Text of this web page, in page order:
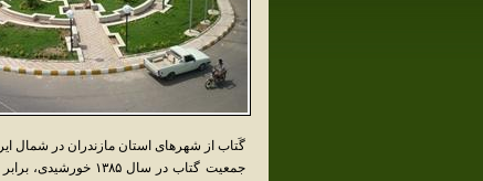
گَتاب از شهرهای استان مازندران در شمال